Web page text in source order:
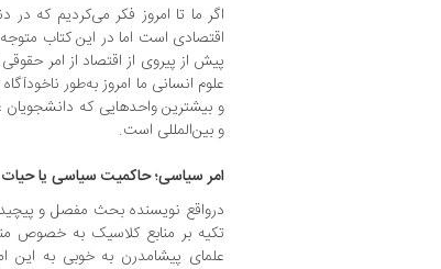
اگر ما تا امروز فکر می‌کردیم که در
اقتصادی است اما در این کتاب
پیش از پیروی از اقتصاد از امر
علوم انسانی ما امروز به‌طور
و بیشترین واحدهایی که
و بین‌المللی است.
امر سیاسی؛ حاکمیت سیاسی یا
درواقع نویسنده بحث مفصل و
تکیه بر منابع کلاسیک به خصوص
علمای پیشامدرن به خوبی به این